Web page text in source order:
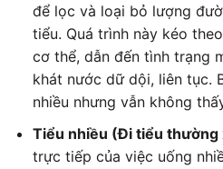
để lọc và loại bỏ lượng
tiểu. Quá trình này kéo
cơ thể, dẫn đến tình trạng
khát nước dữ dội, liên tục.
nhiều nhưng vẫn không
Tiểu nhiều (Đi tiểu thường
trực tiếp của việc uống